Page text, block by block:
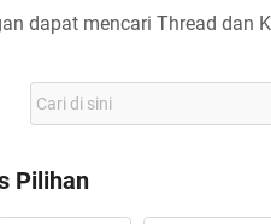
dapat mencari Thread dan
Pilihan